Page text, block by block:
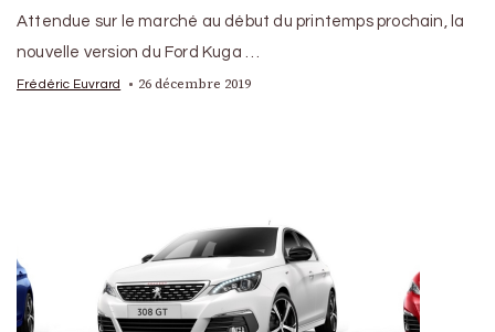
Attendue sur le marché au début du printemps prochain, la
nouvelle version du Ford Kuga …
Frédéric Euvrard 26 décembre 2019